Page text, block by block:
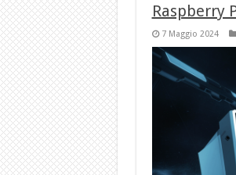
Raspberry
7 Maggio 2024